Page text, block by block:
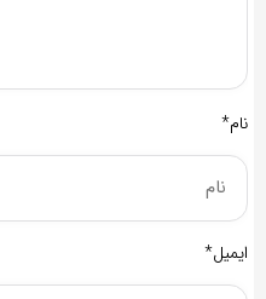
نام*
ایمیل*